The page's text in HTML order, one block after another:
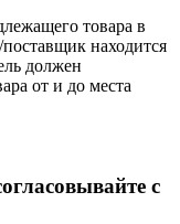
товара в
поставщик находится
должен
от и до места
с